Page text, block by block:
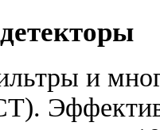
и